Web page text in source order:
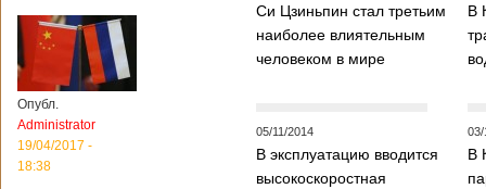
Опубл.
Administrator
19/04/2017 -
18:38
Си Цзиньпин стал третьим
наиболее влиятельным
человеком в мире
В
05/11/2014
В эксплуатацию вводится
высокоскоростная
03/
В